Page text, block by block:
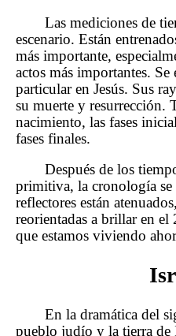
Las mediciones de
escenario. Están
más importante,
actos más importantes.
particular en Jesús. Sus
su muerte y resurrección.
nacimiento, las fases
fases finales.
Después de los
primitiva, la cronología
reflectores están
reorientadas a brillar en
que estamos viviendo
En la dramática del
pueblo judío y la tierra de